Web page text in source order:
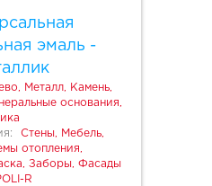
эмаль -
Металл, Камень,
основания,
Стены, Мебель,
отопления,
Заборы, Фасады
R